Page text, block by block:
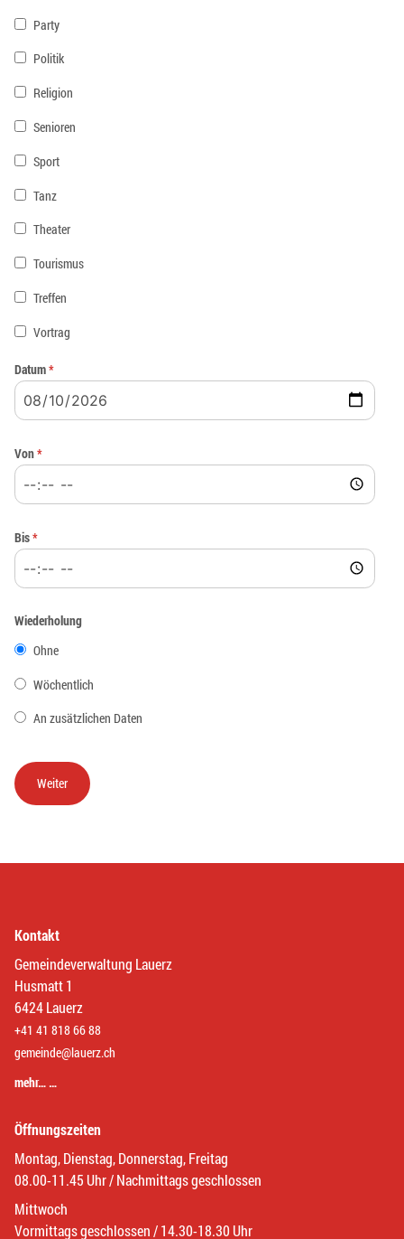
Party
Politik
Religion
Senioren
Sport
Tanz
Theater
Tourismus
Treffen
Vortrag
Datum*
Von*
Bis*
Wiederholung
Ohne
Wöchentlich
An zusätzlichen Daten
Kontakt
Gemeindeverwaltung Lauerz
Husmatt 1
6424 Lauerz
+41 41 818 66 88
gemeinde@lauerz.ch
mehr… …
Öffnungszeiten
Montag, Dienstag, Donnerstag, Freitag
08.00-11.45 Uhr / Nachmittags geschlossen
Mittwoch
Vormittags geschlossen / 14.30-18.30 Uhr